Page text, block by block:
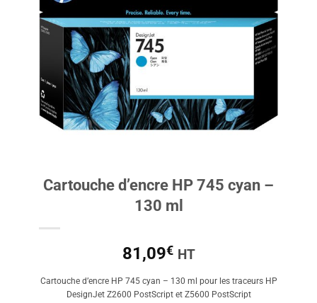
Cartouche d’encre HP 745 cyan –
130 ml
81,09€ HT
Cartouche d’encre HP 745 cyan – 130 ml pour les traceurs HP
DesignJet Z2600 PostScript et Z5600 PostScript